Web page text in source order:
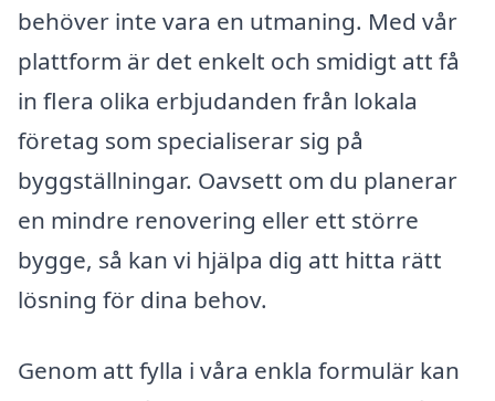
behöver inte vara en utmaning. Med vår
plattform är det enkelt och smidigt att få
in flera olika erbjudanden från lokala
företag som specialiserar sig på
byggställningar. Oavsett om du planerar
en mindre renovering eller ett större
bygge, så kan vi hjälpa dig att hitta rätt
lösning för dina behov.
Genom att fylla i våra enkla formulär kan